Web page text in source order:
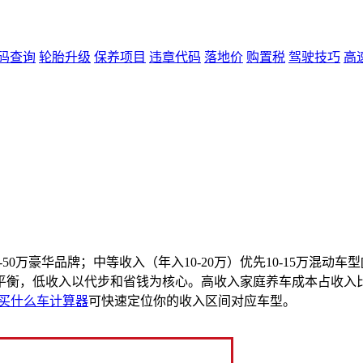
查询 轮胎升级 保养项目 违章代码 落地价 购置税 驾驶技巧 高
万豪华品牌；中等收入（年入10-20万）优先10-15万混动车
，低收入以代步和省钱为核心。高收入家庭养车成本占收
什么车计算器可快速定位你的收入区间对应车型。